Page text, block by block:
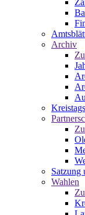
Archiv
Satzung
Wahlen